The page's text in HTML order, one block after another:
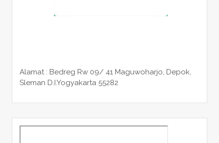
Alamat : Bedreg Rw 09/ 41 Maguwoharjo, Depok,
Sleman D.I.Yogyakarta 55282